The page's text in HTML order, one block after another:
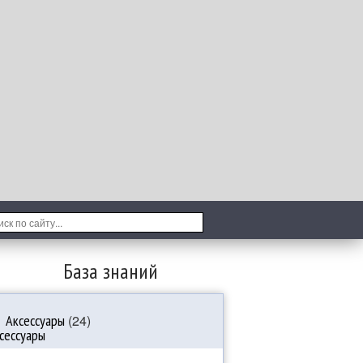
База знаний
Аксессуары (24)